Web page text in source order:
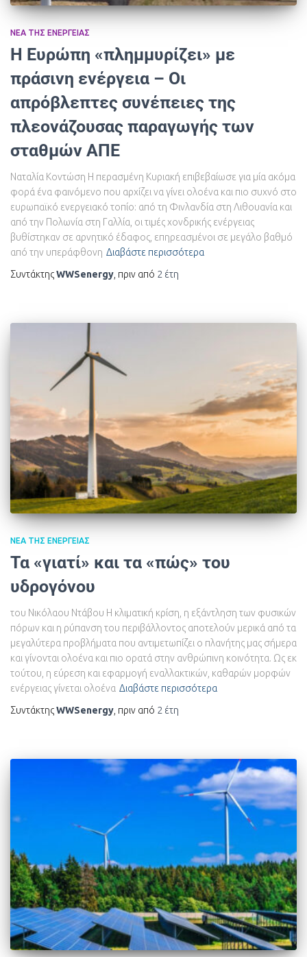
ΝΈΑ ΤΗΣ ΕΝΈΡΓΕΙΑΣ
Η Ευρώπη «πλημμυρίζει» με
πράσινη ενέργεια – Οι
απρόβλεπτες συνέπειες της
πλεονάζουσας παραγωγής των
σταθμών ΑΠΕ
Ναταλία Κοντώση Η περασμένη Κυριακή επιβεβαίωσε για μία ακόμα
φορά ένα φαινόμενο που αρχίζει να γίνει ολοένα και πιο συχνό στο
ευρωπαϊκό ενεργειακό τοπίο: από τη Φινλανδία στη Λιθουανία και
από την Πολωνία στη Γαλλία, οι τιμές χονδρικής ενέργειας
βυθίστηκαν σε αρνητικό έδαφος, επηρεασμένοι σε μεγάλο βαθμό
από την υπεράφθονη Διαβάστε περισσότερα
ΣυντάκτηςWWSenergy , πριν από 2 έτη
ΝΈΑ ΤΗΣ ΕΝΈΡΓΕΙΑΣ
Τα «γιατί» και τα «πώς» του
υδρογόνου
του Νικόλαου Ντάβου Η κλιματική κρίση, η εξάντληση των φυσικών
πόρων και η ρύπανση του περιβάλλοντος αποτελούν μερικά από τα
μεγαλύτερα προβλήματα που αντιμετωπίζει ο πλανήτης μας σήμερα
και γίνονται ολοένα και πιο ορατά στην ανθρώπινη κοινότητα. Ως εκ
τούτου, η εύρεση και εφαρμογή εναλλακτικών, καθαρών μορφών
ενέργειας γίνεται ολοένα Διαβάστε περισσότερα
ΣυντάκτηςWWSenergy, πριν από 2 έτη